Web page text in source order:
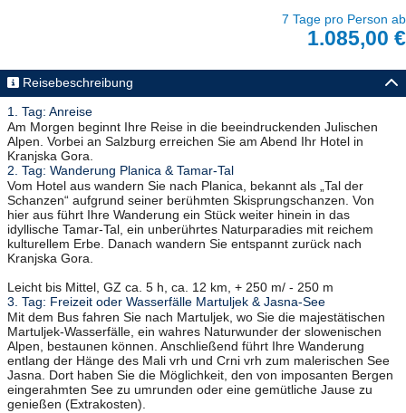
7 Tage pro Person ab
1.085,00 €
Reisebeschreibung
1. Tag: Anreise
Am Morgen beginnt Ihre Reise in die beeindruckenden Julischen
Alpen. Vorbei an Salzburg erreichen Sie am Abend Ihr Hotel in
Kranjska Gora.
2. Tag: Wanderung Planica & Tamar-Tal
Vom Hotel aus wandern Sie nach Planica, bekannt als „Tal der
Schanzen“ aufgrund seiner berühmten Skisprungschanzen. Von
hier aus führt Ihre Wanderung ein Stück weiter hinein in das
idyllische Tamar-Tal, ein unberührtes Naturparadies mit reichem
kulturellem Erbe. Danach wandern Sie entspannt zurück nach
Kranjska Gora.
Leicht bis Mittel, GZ ca. 5 h, ca. 12 km, + 250 m/ - 250 m
3. Tag: Freizeit oder Wasserfälle Martuljek & Jasna-See
Mit dem Bus fahren Sie nach Martuljek, wo Sie die majestätischen
Martuljek-Wasserfälle, ein wahres Naturwunder der slowenischen
Alpen, bestaunen können. Anschließend führt Ihre Wanderung
entlang der Hänge des Mali vrh und Crni vrh zum malerischen See
Jasna. Dort haben Sie die Möglichkeit, den von imposanten Bergen
eingerahmten See zu umrunden oder eine gemütliche Jause zu
genießen (Extrakosten).